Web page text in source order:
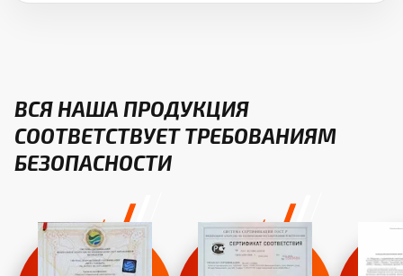
ВСЯ НАША ПРОДУКЦИЯ
СООТВЕТСТВУЕТ ТРЕБОВАНИЯМ
БЕЗОПАСНОСТИ